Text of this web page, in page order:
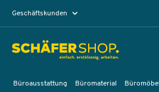
Geschäftskunden
Büroausstattung Büromaterial Büromöbel